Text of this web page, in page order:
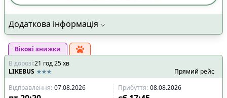
Додаткова інформація
Вікові знижки
В дорозі:21 год25хв
LIKEBUS
Прямий рейс
Відправлення: 07.08.2026 Прибуття: 08.08.2026